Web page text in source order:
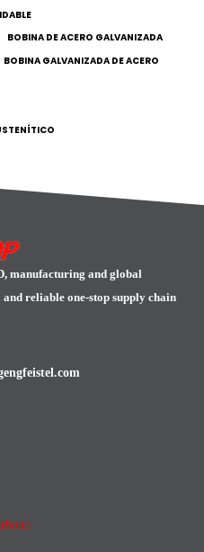
BOBINA DE ACERO GALVANIZADA
BOBINA GALVANIZADA DE ACERO
manufacturing and global
reliable one-stop supply chain